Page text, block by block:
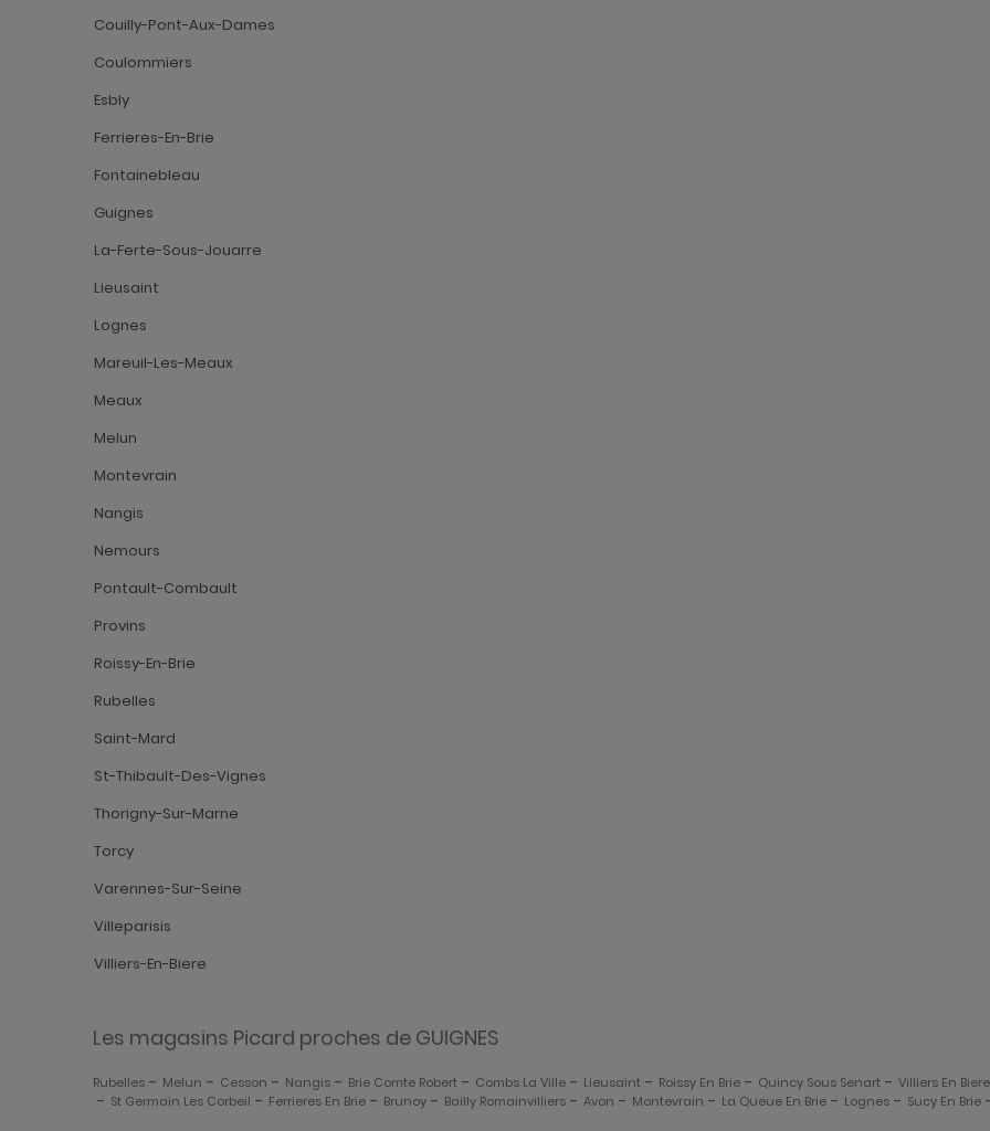
Couilly-Pont-Aux-Dames
Coulommiers
Esbly
Ferrieres-En-Brie
Fontainebleau
Guignes
La-Ferte-Sous-Jouarre
Lieusaint
Lognes
Mareuil-Les-Meaux
Meaux
Melun
Montevrain
Nangis
Nemours
Pontault-Combault
Provins
Roissy-En-Brie
Rubelles
Saint-Mard
St-Thibault-Des-Vignes
Thorigny-Sur-Marne
Torcy
Varennes-Sur-Seine
Villeparisis
Villiers-En-Biere
Les magasins Picard proches de GUIGNES
Rubelles - Melun - Cesson - Nangis - Brie Comte Robert - Combs La Ville - Lieusaint - Roissy En Brie - Quincy Sous Senart - Villiers En Biere
- St Germain Les Corbeil - Ferrieres En Brie - Brunoy - Bailly Romainvilliers - Avon - Montevrain - La Queue En Brie - Lognes - Sucy En Brie